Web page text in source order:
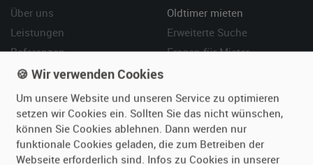
Über uns
Leistungen
Referenzen
Kundenmeinungen
Oldtimer mieten
Erweiterte Suche
Fragen für Mieter
Vermieten
Oldtimer anmelden
Fotos senden
Hilfe
Häufige Fragen (FAQ)
So funktioniert's
🍪 Wir verwenden Cookies
Um unsere Website und unseren Service zu optimieren
setzen wir Cookies ein. Sollten Sie das nicht wünschen,
können Sie Cookies ablehnen. Dann werden nur
funktionale Cookies geladen, die zum Betreiben der
Webseite erforderlich sind. Infos zu Cookies in unserer